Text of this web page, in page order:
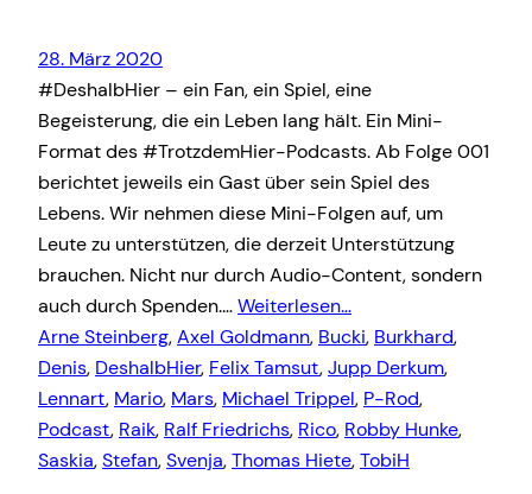
28. März 2020
#DeshalbHier – ein Fan, ein Spiel, eine
Begeisterung, die ein Leben lang hält. Ein Mini-
Format des #TrotzdemHier-Podcasts. Ab Folge 001
berichtet jeweils ein Gast über sein Spiel des
Lebens. Wir nehmen diese Mini-Folgen auf, um
Leute zu unterstützen, die derzeit Unterstützung
brauchen. Nicht nur durch Audio-Content, sondern
auch durch Spenden.…Weiterlesen…
Arne Steinberg, Axel Goldmann, Bucki, Burkhard
Denis, DeshalbHier, Felix Tamsut, Jupp Derkum
Lennart, Mario, Mars, Michael Trippel, P-Rod
Podcast, Raik, Ralf Friedrichs, Rico, Robby Hunke
Saskia, Stefan, Svenja, Thomas Hiete, TobiH